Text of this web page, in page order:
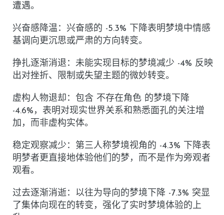
遭遇。
兴奋感降温：兴奋感的 -5.3% 下降表明梦境中情感
基调向更沉思或严肃的方向转变。
挣扎逐渐消退 ：未能实现目标的梦境减少 -4% 反映
出对挫折、限制或失望主题的微妙转变。
虚构人物退却 ：包含 不存在角色 的梦境下降
-4.6% ，表明对现实世界关系和熟悉面孔的关注增
加，而非虚构实体。
稳定观察减少 ：第三人称梦境视角的 -4.3% 下降表
明梦者更直接地体验他们的梦，而不是作为旁观者
观看。
过去逐渐消逝：以往为导向的梦境下降 -7.3% 突显
了集体向现在的转变，强化了实时梦境体验的上